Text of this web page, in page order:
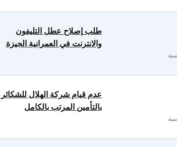
طلب إصلاح عطل التليفون
والانترنت في العمرانية الجيزة
عدم قيام شركة الهلال للشكائر
بالتأمين المرتب بالكامل